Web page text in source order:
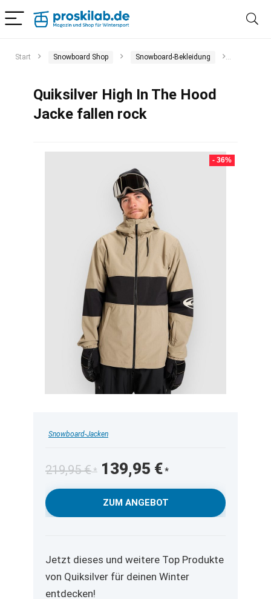
Start Snowboard Shop Snowboard-Bekleidung
Quiksilver High In The Hood
Jacke fallen rock
- 36%
Snowboard-Jacken
219,95€
Ursprünglicher
Preis
war:
219,95 €
139,95 € Aktueller
Preis
139,95 €.
ZUM ANGEBOT
Jetzt dieses und weitere Top Produkte
von Quiksilver für deinen Winter
entdecken!